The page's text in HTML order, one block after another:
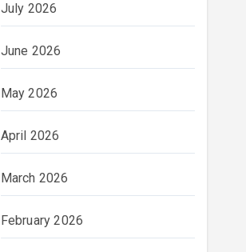
July 2026
June 2026
May 2026
April 2026
March 2026
February 2026